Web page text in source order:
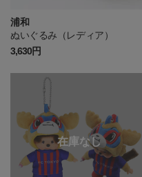
浦和
ぬいぐるみ（レディア）
3,630円